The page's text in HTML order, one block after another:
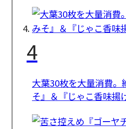
4
大葉30枚を大量消費
そ』＆『じゃこ香味揚